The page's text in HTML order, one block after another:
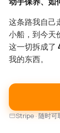
这条路我自
小船，到今天
这一切拆成了
我的东西。
Stripe · 随时可